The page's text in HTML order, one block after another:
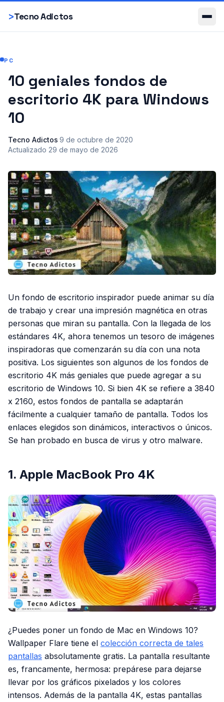
>Tecno Adictos
Smartphones
PC
10 geniales fondos de
escritorio 4K para Windows
10
Tecno Adictos·9 de octubre de 2020·
Actualizado 29 de mayo de 2026
Un fondo de escritorio inspirador puede animar su día
de trabajo y crear una impresión magnética en otras
personas que miran su pantalla. Con la llegada de los
estándares 4K, ahora tenemos un tesoro de imágenes
inspiradoras que comenzarán su día con una nota
positiva. Los siguientes son algunos de los fondos de
escritorio 4K más geniales que puede agregar a su
escritorio de Windows 10. Si bien 4K se refiere a 3840
x 2160, estos fondos de pantalla se adaptarán
fácilmente a cualquier tamaño de pantalla. Todos los
enlaces elegidos son dinámicos, interactivos o únicos.
Se han probado en busca de virus y otro malware.
1. Apple MacBook Pro 4K
¿Puedes poner un fondo de Mac en Windows 10?
Wallpaper Flare tiene el colección correcta de tales
pantallas absolutamente gratis. La pantalla resultante
es, francamente, hermosa: prepárese para dejarse
llevar por los gráficos pixelados y los colores
intensos. Además de la pantalla 4K, estas pantallas